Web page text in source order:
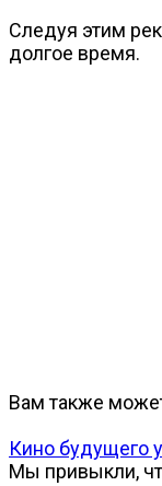
Следуя этим
долгое время.
Вам также
Кино будущего
Мы привыкли,